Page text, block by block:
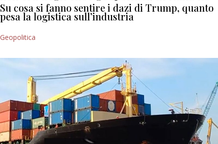
Su cosa si fanno sentire i dazi di Trump, quanto
pesa la logistica sull’industria
Geopolitica